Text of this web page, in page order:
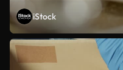
iStock